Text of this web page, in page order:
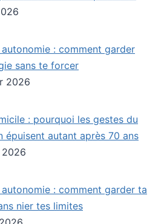
autonomie : comment garder
sans te forcer
2026
: pourquoi les gestes du
épuisent autant après 70 ans
autonomie : comment garder ta
nier tes limites